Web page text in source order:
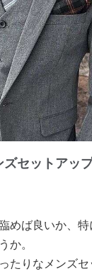
セットアッ
めば良いか、
か。
たりなメンズ